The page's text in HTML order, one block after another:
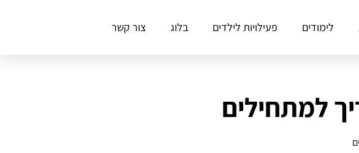
לימודים פעילויות לילדים בלוג צור קשר
למתחילים